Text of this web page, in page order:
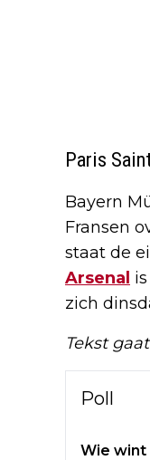
Paris
Bayern
Fransen
staat de
Arsenal
zich
Tekst
Poll
Wie wint